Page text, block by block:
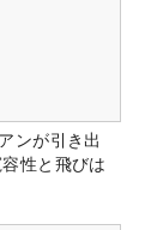
ンが引き出
性と飛びは